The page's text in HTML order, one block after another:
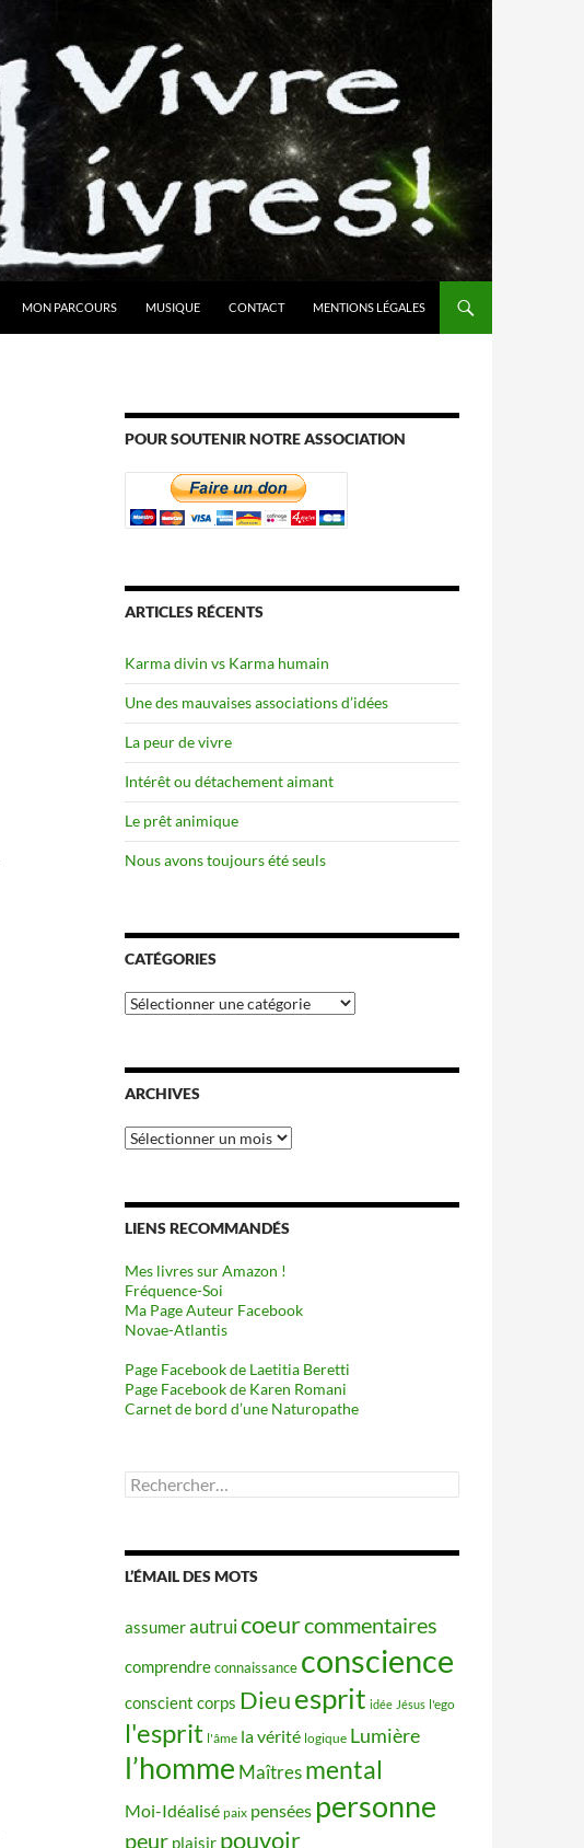
MON PARCOURS MUSIQUE CONTACT MENTIONS LÉGALES
POUR SOUTENIR NOTRE ASSOCIATION
ARTICLES RÉCENTS
Karma divin vs Karma humain
Une des mauvaises associations d’idées
La peur de vivre
Intérêt ou détachement aimant
Le prêt animique
Nous avons toujours été seuls
CATÉGORIES
Catégories
ARCHIVES
Archives
LIENS RECOMMANDÉS
Mes livres sur Amazon !
Fréquence-Soi
Ma Page Auteur Facebook
Novae-Atlantis
Page Facebook de Laetitia Beretti
Page Facebook de Karen Romani
Carnet de bord d’une Naturopathe
Rechercher :
L’ÉMAIL DES MOTS
assumerautruicoeurcommentaires
comprendreconnaissance conscience
conscient corps Dieuesprit idée Jésus l'ego
l'esprit l'âme la vérité logique Lumière
l’homme Maîtres mental
Moi-Idéalisé paix pensées personne
peur plaisir pouvoir